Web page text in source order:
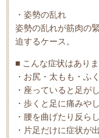
・姿勢の乱れ
姿勢の乱れが筋肉の
迫するケース。
■ こんな症状はあり
・お尻・太もも・ふ
・座っていると足が
・歩くと足に痛みや
・腰を曲げたり反ら
・片足だけに症状が